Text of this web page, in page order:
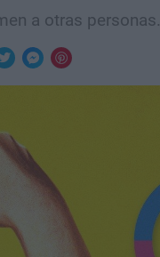
a otras personas.